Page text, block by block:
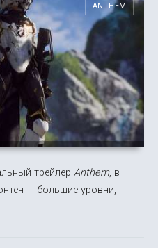
ANTHEM
трейлер Anthem, в
- большие уровни,